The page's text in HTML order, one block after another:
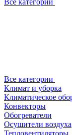
Все категории
Все категории
Климат и уборка
Климатическое
Конвекторы
Обогреватели
Осушители воздуха
Тепловентиляторы